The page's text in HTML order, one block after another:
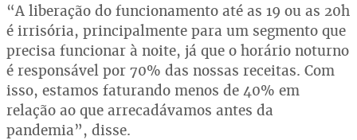
“A liberação do funcionamento até as 19 ou as 20h
é irrisória, principalmente para um segmento que
precisa funcionar à noite, já que o horário noturno
é responsável por 70% das nossas receitas. Com
isso, estamos faturando menos de 40% em
relação ao que arrecadávamos antes da
pandemia”, disse.